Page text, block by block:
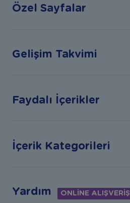
Özel Sayfalar
Gelişim Takvimi
Faydalı İçerikler
İçerik Kategorileri
Yardım ONLİNE ALIŞVERİŞ